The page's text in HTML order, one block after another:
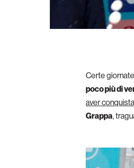
Certe
poco più di
aver
Grappa,